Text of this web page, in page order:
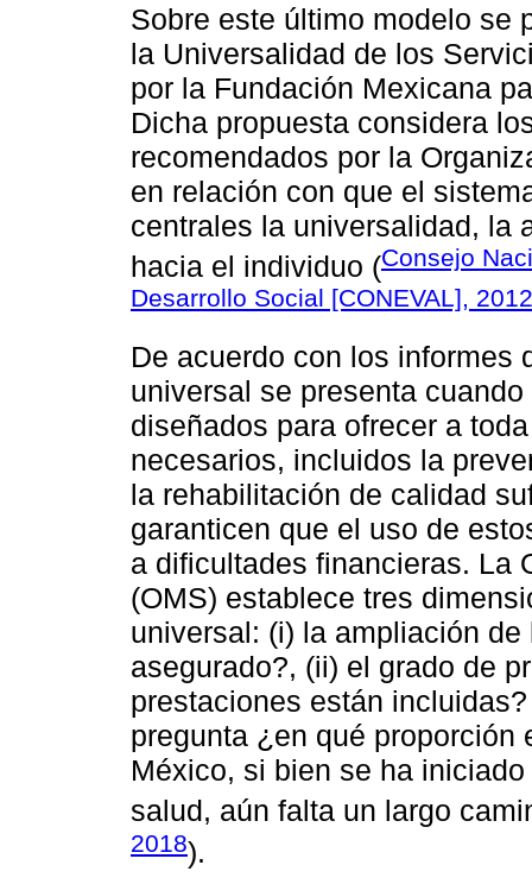
Sobre este último modelo se
la Universalidad de los
por la Fundación Mexicana
Dicha propuesta considera
recomendados por la
en relación con que el
centrales la universalidad, la
hacia el individuo (Consejo
Desarrollo Social [CONEVAL], 2012
De acuerdo con los informes
universal se presenta
diseñados para ofrecer a
necesarios, incluidos la
la rehabilitación de calidad
garanticen que el uso de
a dificultades financieras. La
(OMS) establece tres
universal: (i) la ampliación
asegurado?, (ii) el grado de
prestaciones están
pregunta ¿en qué
México, si bien se ha
salud, aún falta un largo
2018).